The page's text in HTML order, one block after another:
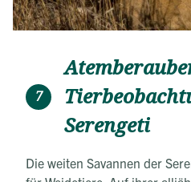
7
Serengeti
Die weiten Savannen der